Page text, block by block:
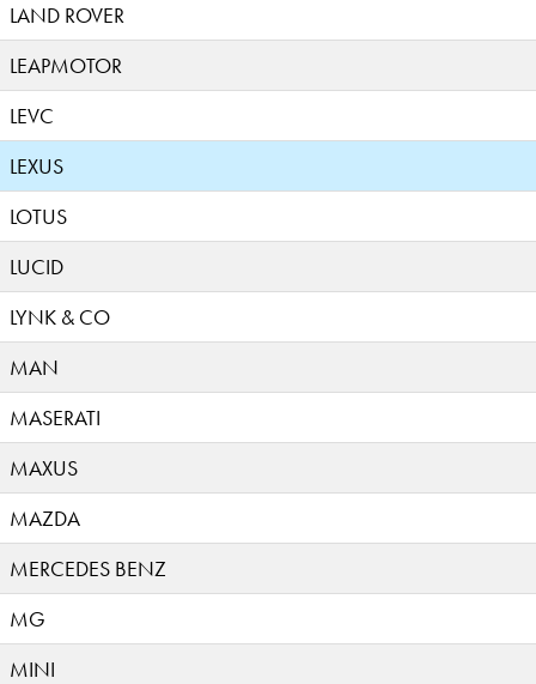
LAND ROVER
LEAPMOTOR
LEVC
LEXUS
LOTUS
LUCID
LYNK & CO
MAN
MASERATI
MAXUS
MAZDA
MERCEDES BENZ
MG
MINI